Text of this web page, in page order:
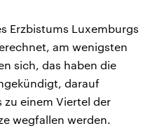
Erzbistums Luxemburgs
am wenigsten
sich, das haben die
darauf
zu einem Viertel der
wegfallen werden.